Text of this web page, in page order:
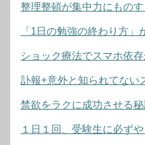
整理整頓が集中力にもの
「1日の勉強の終わり方」
ショック療法でスマホ依
訃報+意外と知られてない
禁欲をラクに成功させる
１日１回、受験生に必ず